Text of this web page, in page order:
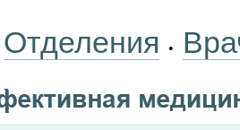
Отделения •